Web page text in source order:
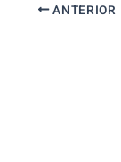
ANTERIOR